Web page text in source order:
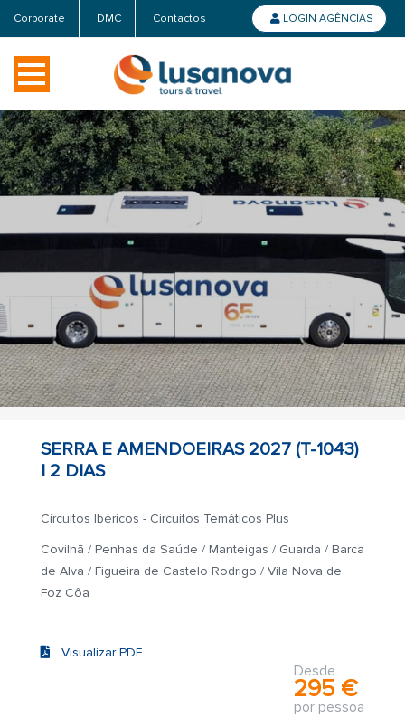
Corporate DMC Contactos LOGIN AGÊNCIAS
SERRA E AMENDOEIRAS 2027 (T-1043)
| 2 DIAS
Circuitos Ibéricos - Circuitos Temáticos Plus
Covilhã / Penhas da Saúde / Manteigas / Guarda / Barca
de Alva / Figueira de Castelo Rodrigo / Vila Nova de
Foz Côa
Visualizar PDF
Desde
295 €
por pessoa